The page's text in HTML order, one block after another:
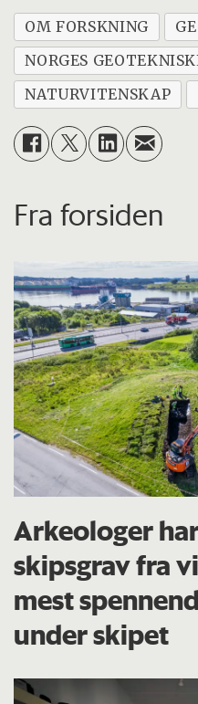
OM FORSKNING
NORGES
NATURVITENSKAP
Fra forsiden
Arkeologer
skipsgrav fra
mest
under skipet